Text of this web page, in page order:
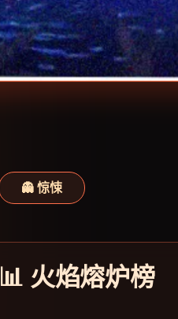
👻 惊悚
📊 火焰熔炉榜